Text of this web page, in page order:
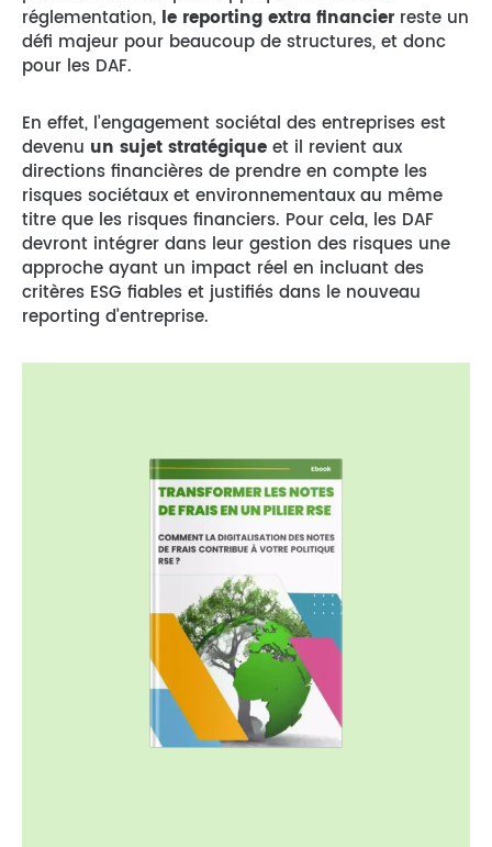
réglementation, le reporting extra financier reste un
défi majeur pour beaucoup de structures, et donc
pour les DAF.
En effet, l’engagement sociétal des entreprises est
devenu un sujet stratégique et il revient aux
directions financières de prendre en compte les
risques sociétaux et environnementaux au même
titre que les risques financiers. Pour cela, les DAF
devront intégrer dans leur gestion des risques une
approche ayant un impact réel en incluant des
critères ESG fiables et justifiés dans le nouveau
reporting d’entreprise.